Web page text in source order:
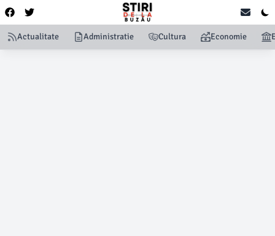
Actualitate Administratie Cultura Economie